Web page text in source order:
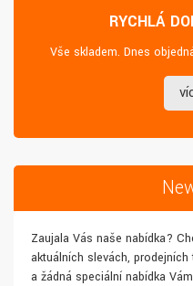
RYCHLÁ
Vše skladem. Dnes
Zaujala Vás naše nabídka?
aktuálních slevách,
a žádná speciální nabídka